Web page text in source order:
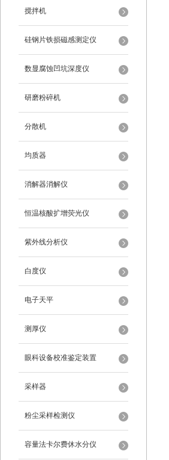
搅拌机
硅钢片铁损磁感测定仪
数显腐蚀凹坑深度仪
研磨粉碎机
分散机
均质器
消解器消解仪
恒温核酸扩增荧光仪
紫外线分析仪
白度仪
电子天平
测厚仪
眼科设备校准鉴定装置
采样器
粉尘采样检测仪
容量法卡尔费休水分仪